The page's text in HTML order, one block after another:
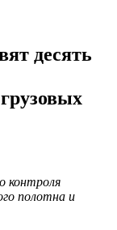
десять
контроля
полотна и